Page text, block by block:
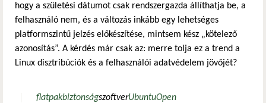
hogy a születési dátumot csak rendszergazda állíthatja be, a
felhasználó nem, és a változás inkább egy lehetséges
platformszintű jelzés előkészítése, mintsem kész „kötelező
azonosítás”. A kérdés már csak az: merre tolja ez a trend a
Linux disztribúciók és a felhasználói adatvédelem jövőjét?
flatpakbiztonságszoftverUbuntuOpen